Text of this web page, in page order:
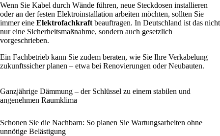
Wenn Sie Kabel durch Wände führen, neue Steckdosen installieren
oder an der festen Elektroinstallation arbeiten möchten, sollten Sie
immer eine Elektrofachkraft beauftragen. In Deutschland ist das nicht
nur eine Sicherheitsmaßnahme, sondern auch gesetzlich
vorgeschrieben.
Ein Fachbetrieb kann Sie zudem beraten, wie Sie Ihre Verkabelung
zukunftssicher planen – etwa bei Renovierungen oder Neubauten.
Ganzjährige Dämmung – der Schlüssel zu einem stabilen und
angenehmen Raumklima
Schonen Sie die Nachbarn: So planen Sie Wartungsarbeiten ohne
unnötige Belästigung